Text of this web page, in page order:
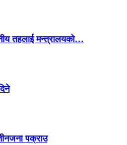
तहलाई मन्त्रालयको…
पक्राउ